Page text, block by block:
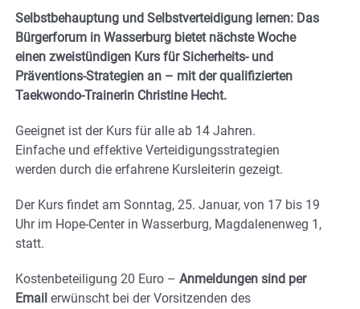
Selbstbehauptung und Selbstverteidigung lernen: Das
Bürgerforum in Wasserburg bietet nächste Woche
einen zweistündigen Kurs für Sicherheits- und
Präventions-Strategien an – mit der qualifizierten
Taekwondo-Trainerin Christine Hecht.
Geeignet ist der Kurs für alle ab 14 Jahren.
Einfache und effektive Verteidigungsstrategien
werden durch die erfahrene Kursleiterin gezeigt.
Der Kurs findet am Sonntag, 25. Januar, von 17 bis 19
Uhr im Hope-Center in Wasserburg, Magdalenenweg 1,
statt.
Kostenbeteiligung 20 Euro – Anmeldungen sind per
Email erwünscht bei der Vorsitzenden des